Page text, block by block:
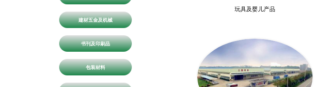
建材五金及机械
书刊及印刷品
包装材料
玩具及婴儿产品